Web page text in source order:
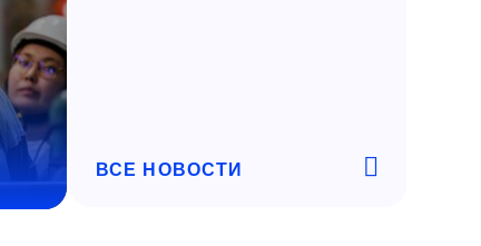
ВСЕ НОВОСТИ